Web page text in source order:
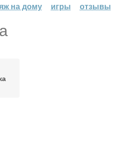
на дому
игры отзывы